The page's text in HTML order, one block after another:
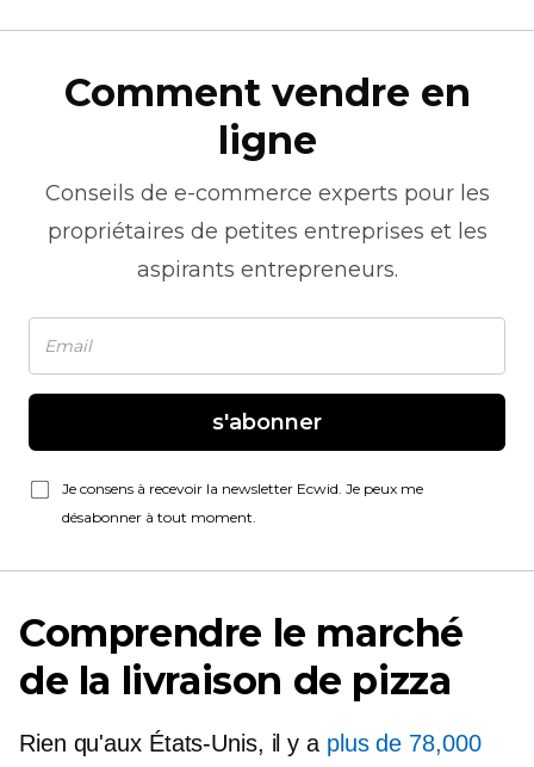
Comment vendre en
ligne
Conseils de e-commerce experts pour les
propriétaires de petites entreprises et les
aspirants entrepreneurs.
s'abonner
Je consens à recevoir la newsletter Ecwid. Je peux me
désabonner à tout moment.
Comprendre le marché
de la livraison de pizza
Rien qu'aux États-Unis, il y a plus de 78,000